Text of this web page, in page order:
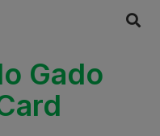
Gado